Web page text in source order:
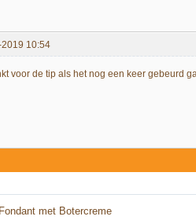
10:54
voor de tip als het nog een keer gebeurd
Fondant met Botercreme